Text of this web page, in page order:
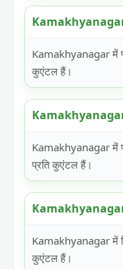
Kamakhyanagar
Kamakhyanagar में
कुएंटल हैं।
Kamakhyanagar
Kamakhyanagar में
प्रति कुएंटल हैं।
Kamakhyanagar
Kamakhyanagar में
कुएंटल हैं।